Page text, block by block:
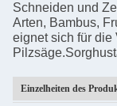
Schneiden und
Arten, Bambus,
eignet sich für die
Einzelheiten des